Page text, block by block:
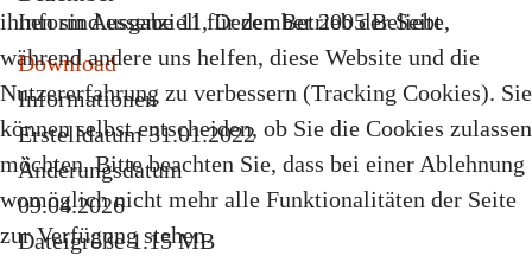
Inform Ausgabe 11, Dezember 2005Beliebt
Download
Informationen
Erstelldatum31.01.2022
Änderungsdatum
09.04.2026
Dateigröße 1.15 MB
ihnen sind essenziell für den Betrieb der Seite,
während andere uns helfen, diese Website und die
Nutzererfahrung zu verbessern (Tracking Cookies). Sie
können selbst entscheiden, ob Sie die Cookies zulassen
möchten. Bitte beachten Sie, dass bei einer Ablehnung
womöglich nicht mehr alle Funktionalitäten der Seite
zur Verfügung stehen.